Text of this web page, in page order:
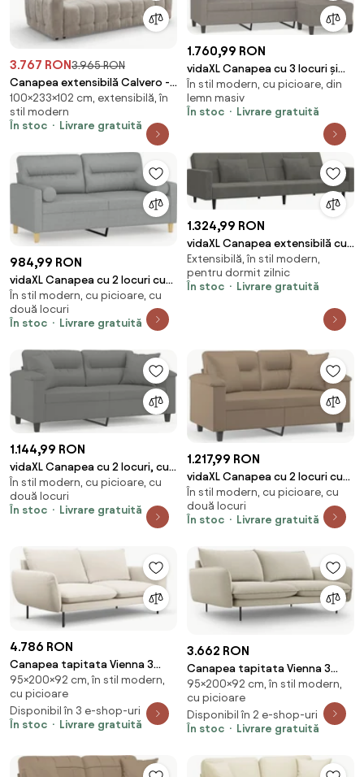
3.767 RON3.965 RON
Canapea extensibilă Calvero -
țesătură bej Kiara 852
100×233×102 cm, extensibilă, în
stil modern
În stoc
Livrare gratuită
1.760,99 RON
vidaXL Canapea cu 3 locuri și
taburet, taupe, 180 cm,
material textil
În stil modern, cu picioare, din
lemn masiv
În stoc
Livrare gratuită
984,99 RON
vidaXL Canapea cu 2 locuri cu
pernuțe, gri deschis, 140 cm,
textil
În stil modern, cu picioare, cu
două locuri
În stoc
Livrare gratuită
1.324,99 RON
vidaXL Canapea extensibilă cu
2 locuri, 2 perne, gri închis,
catifea
Extensibilă, în stil modern,
pentru dormit zilnic
În stoc
Livrare gratuită
1.144,99 RON
vidaXL Canapea cu 2 locuri, cu
perne, gri, 140 cm, microfibră
În stil modern, cu picioare, cu
două locuri
În stoc
Livrare gratuită
1.217,99 RON
vidaXL Canapea cu 2 locuri cu
pernuțe, cappuccino, 120 cm,
piele eco.
În stil modern, cu picioare, cu
două locuri
În stoc
Livrare gratuită
4.786 RON
Canapea tapitata Vienna 3
locuri plusat/picioare negre –
L200 x l92 x h95
95×200×92 cm, în stil modern,
cu picioare
Disponibil în 3 e-shop-uri
În stoc
Livrare gratuită
3.662 RON
Canapea tapitata Vienna 3
locuri picioare gold – L200 x l92
x h95
95×200×92 cm, în stil modern,
cu picioare
Disponibil în 2 e-shop-uri
În stoc
Livrare gratuită